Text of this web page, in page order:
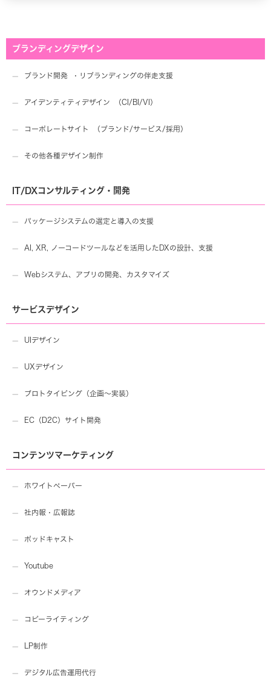
ブランディングデザイン
ブランド開発 ・リブランディングの伴走支援
アイデンティティデザイン （CI/BI/VI）
コーポレートサイト （ブランド/サービス/採用）
その他各種デザイン制作
IT/DXコンサルティング・開発
パッケージシステムの選定と導入の支援
AI, XR, ノーコードツールなどを活用したDXの設計、支援
Webシステム、アプリの開発、カスタマイズ
サービスデザイン
UIデザイン
UXデザイン
プロトタイピング（企画〜実装）
EC（D2C）サイト開発
コンテンツマーケティング
ホワイトペーパー
社内報・広報誌
ポッドキャスト
Youtube
オウンドメディア
コピーライティング
LP制作
デジタル広告運用代行